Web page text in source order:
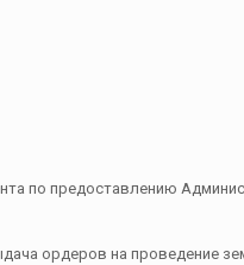
по предоставлению
ордеров на проведение